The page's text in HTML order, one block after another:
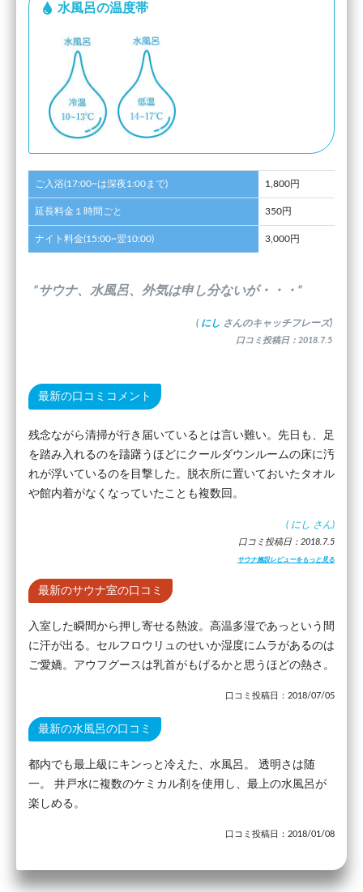
水風呂の温度帯
ご入浴(17:00~は深夜1:00まで) 1,800円
延長料金１時間ごと 350円
ナイト料金(15:00~翌10:00) 3,000円
”サウナ、水風呂、外気は申し分ないが・・・”
( にし さんのキャッチフレーズ)
口コミ投稿日：2018.7.5
最新の口コミコメント
残念ながら清掃が行き届いているとは言い難い。先日も、足
を踏み入れるのを躊躇うほどにクールダウンルームの床に汚
れが浮いているのを目撃した。脱衣所に置いておいたタオル
や館内着がなくなっていたことも複数回。
( にし さん)
口コミ投稿日：2018.7.5
サウナ施設レビューをもっと見る
最新のサウナ室の口コミ
入室した瞬間から押し寄せる熱波。高温多湿であっという間
に汗が出る。セルフロウリュのせいか湿度にムラがあるのは
ご愛嬌。アウフグースは乳首がもげるかと思うほどの熱さ。
口コミ投稿日：2018/07/05
最新の水風呂の口コミ
都内でも最上級にキンっと冷えた、水風呂。 透明さは随
一。 井戸水に複数のケミカル剤を使用し、最上の水風呂が
楽しめる。
口コミ投稿日：2018/01/08